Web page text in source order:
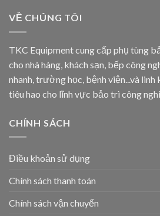
VỀ CHÚNG TÔI
TKC Equipment cung cấp phụ tùng
cho nhà hàng, khách sạn, bếp công
nhanh, trường học, bệnh viện...và
tiêu hao cho lĩnh vực bảo trì công
CHÍNH SÁCH
Điều khoản sử dụng
Chính sách thanh toán
Chính sách vận chuyển